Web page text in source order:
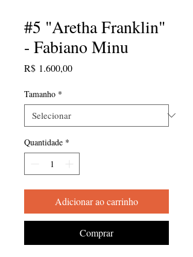
#5 "Aretha Franklin"
- Fabiano Minu
R$ 1.600,00Preço
Tamanho *
Quantidade *
Adicionar ao carrinho
Comprar